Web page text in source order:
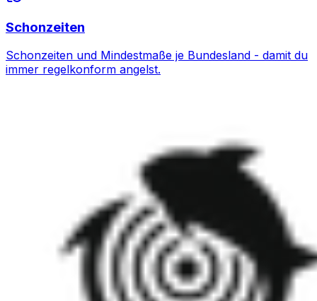
Schonzeiten
Schonzeiten und Mindestmaße je Bundesland - damit du
immer regelkonform angelst.